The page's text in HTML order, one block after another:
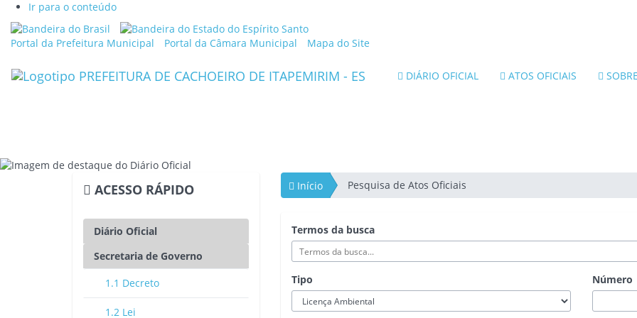
Ir para o conteúdo
Link
externo
Portal
Brasil
Link
externo
Portal
do
Santo
Portal da Prefeitura Municipal Portal da Câmara Municipal Mapa do Site
DIÁRIO OFICIAL ATOS OFICIAIS SOBRE
ACESSO RÁPIDO
Diário Oficial
Secretaria de Governo
1.1 Decreto
1.2 Lei
Início Pesquisa de Atos Oficiais
Termos da busca
Tipo Número